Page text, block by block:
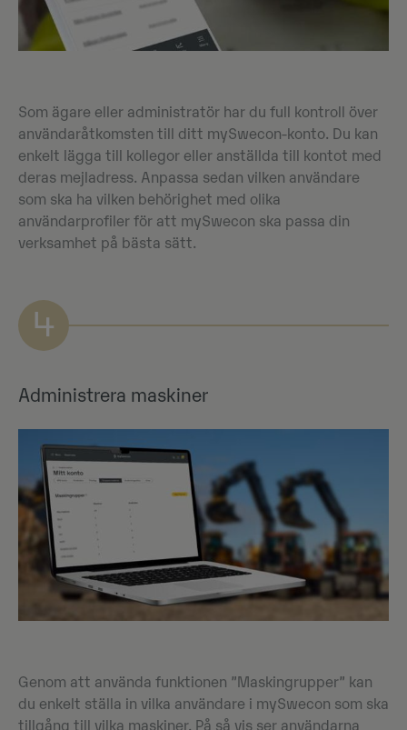
Som ägare eller administratör har du full kontroll över
användaråtkomsten till ditt mySwecon-konto. Du kan
enkelt lägga till kollegor eller anställda till kontot med
deras mejladress. Anpassa sedan vilken användare
som ska ha vilken behörighet med olika
användarprofiler för att mySwecon ska passa din
verksamhet på bästa sätt.
4
Administrera maskiner
Genom att använda funktionen ”Maskingrupper” kan
du enkelt ställa in vilka användare i mySwecon som ska
tillgång till vilka maskiner. På så vis ser användarna